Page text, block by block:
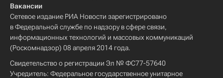
Вакансии
Сетевое издание РИА Новости зарегистрировано
в Федеральной службе по надзору в сфере связи,
информационных технологий и массовых коммуникаций
(Роскомнадзор) 08 апреля 2014 года.
Свидетельство о регистрации Эл № ФС77-57640
Учредитель: Федеральное государственное унитарное